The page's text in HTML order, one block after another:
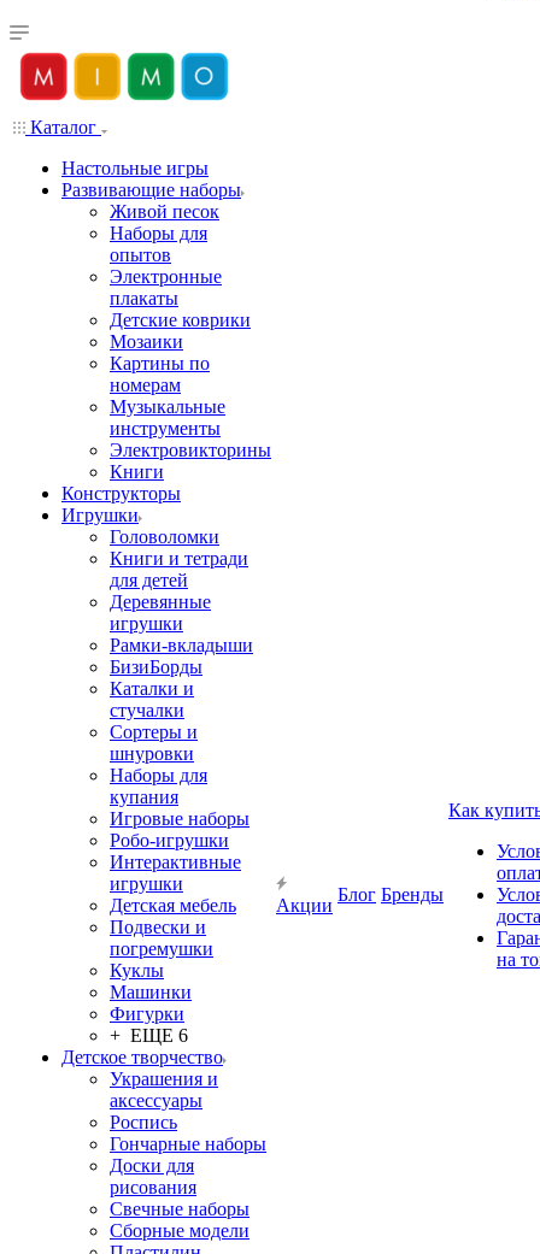
Каталог
Настольные игры
Развивающие наборы
Живой песок
Наборы для
опытов
Электронные
плакаты
Детские коврики
Мозаики
Картины по
номерам
Музыкальные
инструменты
Электровикторины
Книги
Конструкторы
Игрушки
Головоломки
Книги и тетради
для детей
Деревянные
игрушки
Рамки-вкладыши
БизиБорды
Каталки и
стучалки
Сортеры и
шнуровки
Наборы для
купания
Игровые наборы
Робо-игрушки
Интерактивные
игрушки
Детская мебель
Подвески и
погремушки
Куклы
Машинки
Фигурки
+ ЕЩЕ 6
Детское творчество
Украшения и
аксессуары
Роспись
Гончарные наборы
Доски для
рисования
Свечные наборы
Сборные модели
Акции
Блог Бренды
Как
на